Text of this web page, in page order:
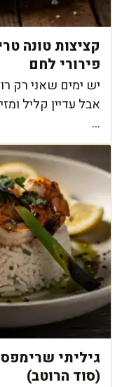
קציצות טונה
פירורי לחם
יש ימים שאני רק
אבל עדיין קליל
...
גיליתי
(סוד הרוטב)